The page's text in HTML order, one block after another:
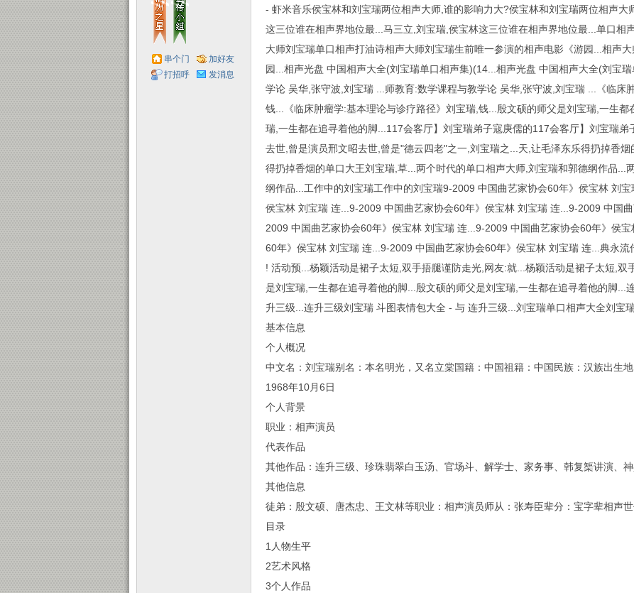
串个门
加好友
打招呼
发消息
- 虾米音乐侯宝林和刘宝瑞两位相声大师,谁的影响力大?侯宝林和刘宝瑞两位相声
这三位谁在相声界地位最...马三立,刘宝瑞,侯宝林这三位谁在相声界地位最...单口相
大师刘宝瑞单口相声打油诗相声大师刘宝瑞生前唯一参演的相声电影《游园...相声
园...相声光盘 中国相声大全(刘宝瑞单口相声集)(14...相声光盘 中国相声大全(刘宝
学论 吴华,张守波,刘宝瑞 ...师教育:数学课程与教学论 吴华,张守波,刘宝瑞 ...《临床
钱...《临床肿瘤学:基本理论与诊疗路径》刘宝瑞,钱...殷文硕的师父是刘宝瑞,一生
瑞,一生都在追寻着他的脚...117会客厅】刘宝瑞弟子寇庚儒的117会客厅】刘宝瑞
去世,曾是演员邢文昭去世,曾是"德云四老"之一,刘宝瑞之...天,让毛泽东乐得扔掉香
得扔掉香烟的单口大王刘宝瑞,草...两个时代的单口相声大师,刘宝瑞和郭德纲作品...
纲作品...工作中的刘宝瑞工作中的刘宝瑞9-2009 中国曲艺家协会60年》侯宝林 刘宝
侯宝林 刘宝瑞 连...9-2009 中国曲艺家协会60年》侯宝林 刘宝瑞 连...9-2009 中国
2009 中国曲艺家协会60年》侯宝林 刘宝瑞 连...9-2009 中国曲艺家协会60年》侯
60年》侯宝林 刘宝瑞 连...9-2009 中国曲艺家协会60年》侯宝林 刘宝瑞 连...典永
! 活动预...杨颖活动是裙子太短,双手捂腿谨防走光,网友:就...杨颖活动是裙子太短,双
是刘宝瑞,一生都在追寻着他的脚...殷文硕的师父是刘宝瑞,一生都在追寻着他的脚...
升三级...连升三级刘宝瑞 斗图表情包大全 - 与 连升三级...刘宝瑞单口相声大全刘宝
基本信息
个人概况
中文名：刘宝瑞别名：本名明光，又名立棠国籍：中国祖籍：中国民族：汉族出生
1968年10月6日
个人背景
职业：相声演员
代表作品
其他作品：连升三级、珍珠翡翠白玉汤、官场斗、解学士、家务事、韩复榘讲演、
其他信息
徒弟：殷文硕、唐杰忠、王文林等职业：相声演员师从：张寿臣辈分：宝字辈相声
目录
1人物生平
2艺术风格
3个人作品